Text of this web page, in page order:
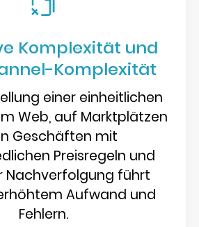
Komplexität und
Komplexität
einer einheitlichen
Web, auf Marktplätzen
Geschäften mit
Preisregeln und
Nachverfolgung führt
Aufwand und
Fehlern.